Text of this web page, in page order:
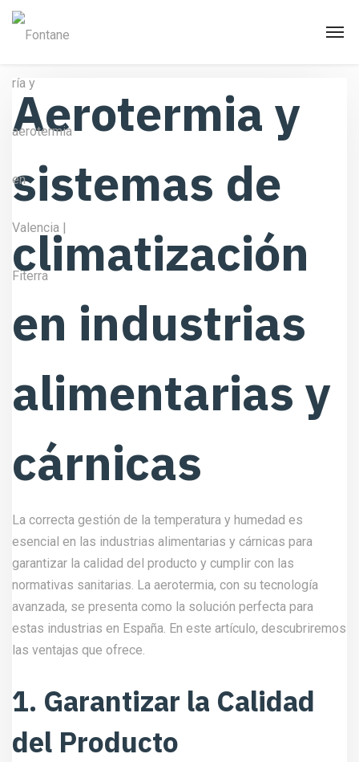
Aerotermia y
sistemas de
climatización
en industrias
alimentarias y
cárnicas
La correcta gestión de la temperatura y humedad es
esencial en las industrias alimentarias y cárnicas para
garantizar la calidad del producto y cumplir con las
normativas sanitarias. La aerotermia, con su tecnología
avanzada, se presenta como la solución perfecta para
estas industrias en España. En este artículo, descubriremos
las ventajas que ofrece.
1. Garantizar la Calidad
del Producto